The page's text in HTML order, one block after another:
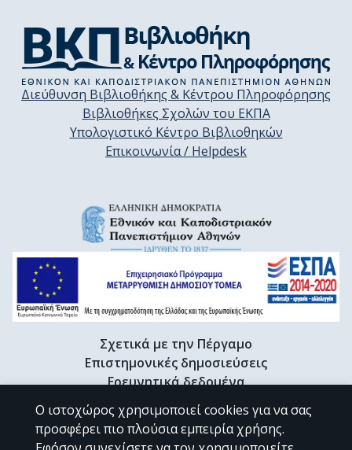
Διεύθυνση Βιβλιοθήκης & Κέντρου Πληροφόρησης
Βιβλιοθήκες Σχολών του ΕΚΠΑ
Υπολογιστικό Κέντρο Βιβλιοθηκών
Επικοινωνία / Helpdesk
Σχετικά με την Πέργαμο
Επιστημονικές δημοσιεύσεις
Ερευνητικά δεδομένα
Διδακτορικές διατριβές & Γκρίζα βιβλιογραφία
Προφίλ Ερευνητή
Ο ιστοχώρος χρησιμοποιεί cookies για να σας
προσφέρει πιο πλούσια εμπειρία χρήσης.